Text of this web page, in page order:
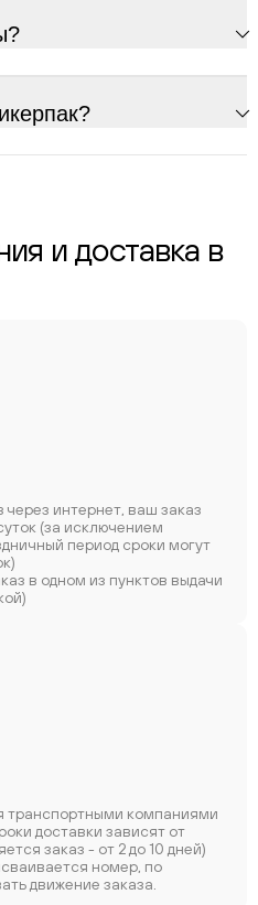
и доставка в
интернет, ваш заказ
(за исключением
период сроки могут
в одном из пунктов выдачи
транспортными компаниями
доставки зависят от
заказ - от 2 до 10 дней)
номер, по
движение заказа.